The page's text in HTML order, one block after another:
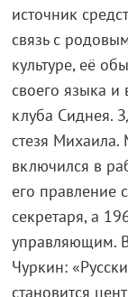
источник
связь с
культуре, её
своего языка и
клуба Сиднея.
стезя
включился в
его правление
секретаря, а
управляющим.
Чуркин:
становится